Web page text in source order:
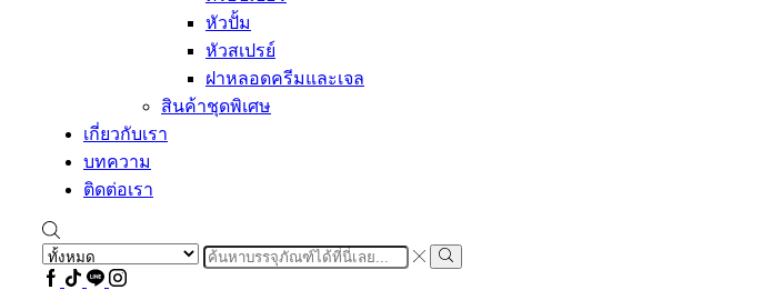
หัวปั้ม
หัวสเปรย์
ฝาหลอดครีมและเจล
สินค้าชุดพิเศษ
เกี่ยวกับเรา
บทความ
ติดต่อเรา
Search
input
Search
Facebook
TiktokLineInstragram